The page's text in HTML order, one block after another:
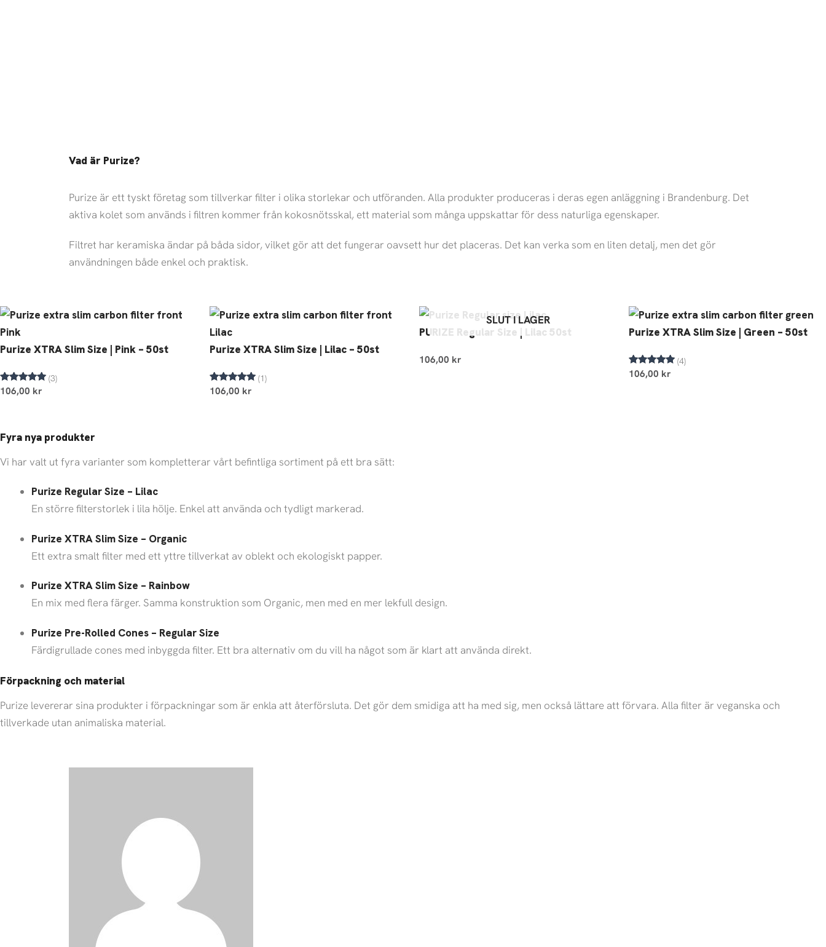
Vad är Purize?
Purize är ett tyskt företag som tillverkar filter i olika storlekar och utföranden. Alla produkter produceras i deras egen anläggning i Brandenburg. Det
aktiva kolet som används i filtren kommer från kokosnötsskal, ett material som många uppskattar för dess naturliga egenskaper.
Filtret har keramiska ändar på båda sidor, vilket gör att det fungerar oavsett hur det placeras. Det kan verka som en liten detalj, men det gör
användningen både enkel och praktisk.
Purize XTRA Slim Size | Pink – 50st
Betygsatt
5.00
(3)
106,00 kr
Purize XTRA Slim Size | Lilac – 50st
Betygsatt
5.00
(1)
106,00 kr
SLUT I LAGER
PURIZE Regular Size | Lilac 50st
106,00 kr
Purize XTRA Slim Size | Green – 50st
Betygsatt
5.00
(4)
106,00 kr
Fyra nya produkter
Vi har valt ut fyra varianter som kompletterar vårt befintliga sortiment på ett bra sätt:
Purize Regular Size – Lilac
En större filterstorlek i lila hölje. Enkel att använda och tydligt markerad.
Purize XTRA Slim Size – Organic
Ett extra smalt filter med ett yttre tillverkat av oblekt och ekologiskt papper.
Purize XTRA Slim Size – Rainbow
En mix med flera färger. Samma konstruktion som Organic, men med en mer lekfull design.
Purize Pre-Rolled Cones – Regular Size
Färdigrullade cones med inbyggda filter. Ett bra alternativ om du vill ha något som är klart att använda direkt.
Förpackning och material
Purize levererar sina produkter i förpackningar som är enkla att återförsluta. Det gör dem smidiga att ha med sig, men också lättare att förvara. Alla filter är veganska och
tillverkade utan animaliska material.